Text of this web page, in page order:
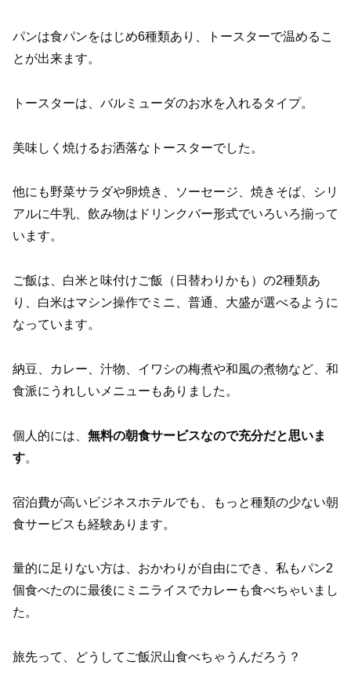
パンは食パンをはじめ6種類あり、トースターで温めるこ
とが出来ます。
トースターは、バルミューダのお水を入れるタイプ。
美味しく焼けるお洒落なトースターでした。
他にも野菜サラダや卵焼き、ソーセージ、焼きそば、シリ
アルに牛乳、飲み物はドリンクバー形式でいろいろ揃って
います。
ご飯は、白米と味付けご飯（日替わりかも）の2種類あ
り、白米はマシン操作でミニ、普通、大盛が選べるように
なっています。
納豆、カレー、汁物、イワシの梅煮や和風の煮物など、和
食派にうれしいメニューもありました。
個人的には、 無料の朝食サービスなので充分だと思いま
す。
宿泊費が高いビジネスホテルでも、もっと種類の少ない朝
食サービスも経験あります。
量的に足りない方は、おかわりが自由にでき、私もパン2
個食べたのに最後にミニライスでカレーも食べちゃいまし
た。
旅先って、どうしてご飯沢山食べちゃうんだろう？